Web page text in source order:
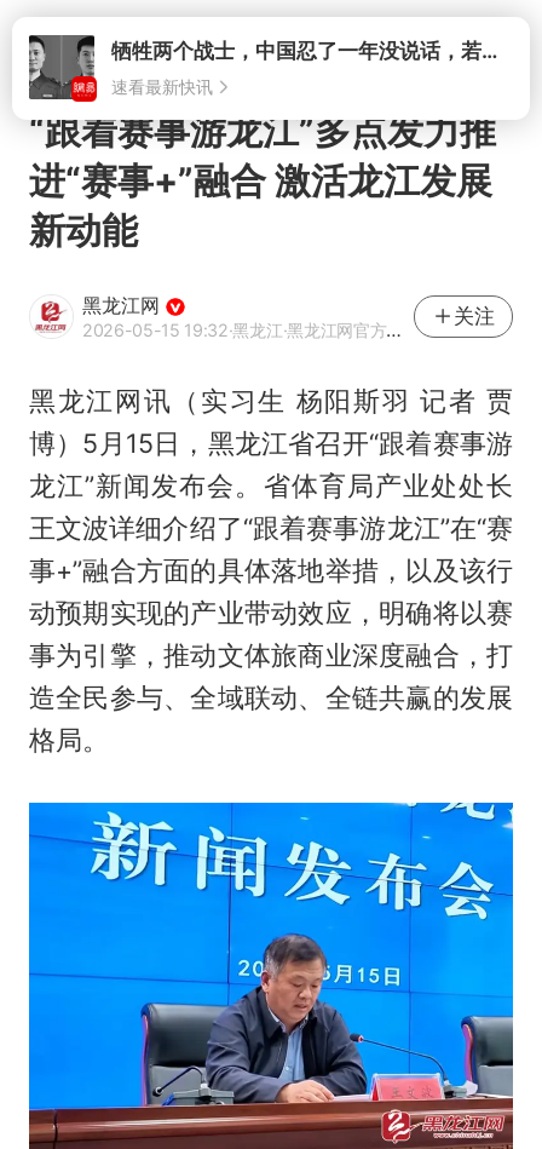
打开牺牲两个战士，中国忍了一年没说话，若菲律宾死了人，他会开战吗
速看最新快讯
“跟着赛事游龙江”多点发力推
进“赛事+”融合 激活龙江发展
新动能
黑龙江网
2026-05-15 19:32·黑龙江·黑龙江网官方网易号
关注
黑龙江网讯（实习生 杨阳斯羽 记者 贾
博）5月15日，黑龙江省召开“跟着赛事游
龙江”新闻发布会。省体育局产业处处长
王文波详细介绍了“跟着赛事游龙江”在“赛
事+”融合方面的具体落地举措，以及该行
动预期实现的产业带动效应，明确将以赛
事为引擎，推动文体旅商业深度融合，打
造全民参与、全域联动、全链共赢的发展
格局。